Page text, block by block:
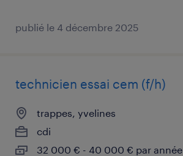
publié le 4 décembre 2025
technicien essai cem (f/h)
trappes, yvelines
cdi
32 000 € - 40 000 € par année